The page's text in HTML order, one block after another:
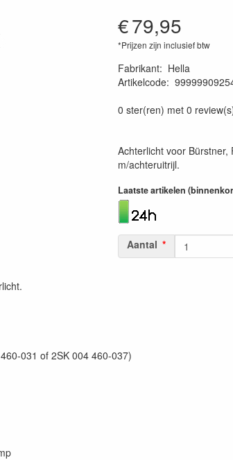
€79,95
*Prijzen zijn inclusief btw
Fabrikant: Hella
Artikelcode:
0 ster(ren) met 0
Achterlicht voor
m/achteruitrijl.
Laatste artikelen
Aantal
031 of 2SK 004 460-037)